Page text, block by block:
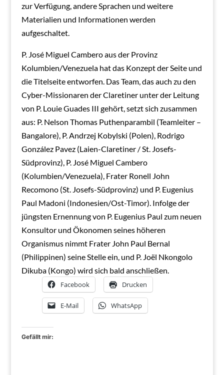
zur Verfügung, andere Sprachen und weitere
Materialien und Informationen werden
aufgeschaltet.
P. José Miguel Cambero aus der Provinz
Kolumbien/Venezuela hat das Konzept der Seite und
die Titelseite entworfen. Das Team, das auch zu den
Cyber-Missionaren der Claretiner unter der Leitung
von P. Louie Guades III gehört, setzt sich zusammen
aus: P. Nelson Thomas Puthenparambil (Teamleiter –
Bangalore), P. Andrzej Kobylski (Polen), Rodrigo
González Pavez (Laien-Claretiner / St. Josefs-
Südprovinz), P. José Miguel Cambero
(Kolumbien/Venezuela), Frater Ronell John
Recomono (St. Josefs-Südprovinz) und P. Eugenius
Paul Madoni (Indonesien/Ost-Timor). Infolge der
jüngsten Ernennung von P. Eugenius Paul zum neuen
Konsultor und Ökonomen seines höheren
Organismus nimmt Frater John Paul Bernal
(Philippinen) seine Stelle ein, und P. Joël Nkongolo
Dikuba (Kongo) wird sich bald anschließen.
Facebook Drucken
E-Mail WhatsApp
Gefällt mir: